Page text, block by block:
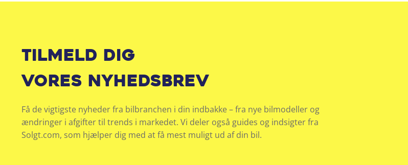
Tilmeld dig
vores nyhedsbrev
Få de vigtigste nyheder fra bilbranchen i din indbakke – fra nye bilmodeller og
ændringer i afgifter til trends i markedet. Vi deler også guides og indsigter fra
Solgt.com, som hjælper dig med at få mest muligt ud af din bil.